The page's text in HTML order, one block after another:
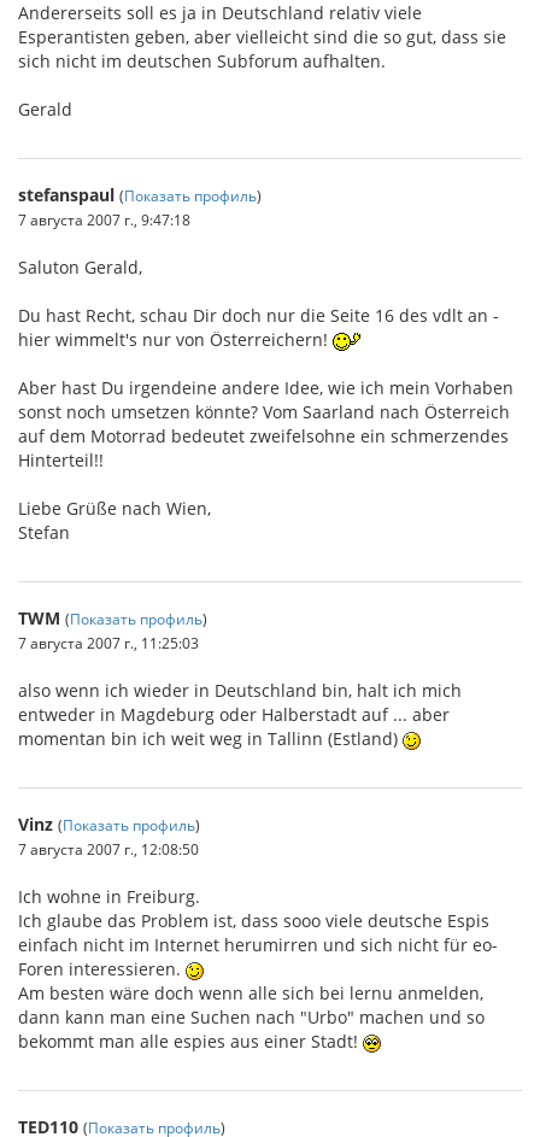
Andererseits soll es ja in Deutschland relativ viele
Esperantisten geben, aber vielleicht sind die so gut, dass sie
sich nicht im deutschen Subforum aufhalten.
Gerald
stefanspaul (Показать профиль)
7 августа 2007 г., 9:47:18
Saluton Gerald,
Du hast Recht, schau Dir doch nur die Seite 16 des vdlt an -
hier wimmelt's nur von Österreichern!
Aber hast Du irgendeine andere Idee, wie ich mein Vorhaben
sonst noch umsetzen könnte? Vom Saarland nach Österreich
auf dem Motorrad bedeutet zweifelsohne ein schmerzendes
Hinterteil!!
Liebe Grüße nach Wien,
Stefan
TWM (Показать профиль)
7 августа 2007 г., 11:25:03
also wenn ich wieder in Deutschland bin, halt ich mich
entweder in Magdeburg oder Halberstadt auf ... aber
momentan bin ich weit weg in Tallinn (Estland)
Vinz (Показать профиль)
7 августа 2007 г., 12:08:50
Ich wohne in Freiburg.
Ich glaube das Problem ist, dass sooo viele deutsche Espis
einfach nicht im Internet herumirren und sich nicht für eo-
Foren interessieren.
Am besten wäre doch wenn alle sich bei lernu anmelden,
dann kann man eine Suchen nach "Urbo" machen und so
bekommt man alle espies aus einer Stadt!
TED110 (Показать профиль)